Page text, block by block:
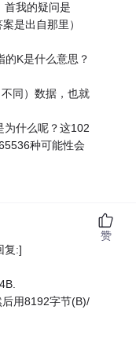
首我的疑问是
是出自那里）
K是什么意思？
同）数据，也就
为什么呢？这102
种可能性会
复:]
用8192字节(B)/
赞